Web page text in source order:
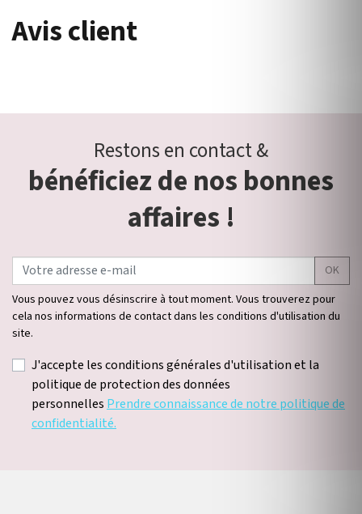
Avis client
Restons en contact &
bénéficiez de nos bonnes
affaires !
OK
Vous pouvez vous désinscrire à tout moment. Vous trouverez pour
cela nos informations de contact dans les conditions d'utilisation du
site.
J'accepte les conditions générales d'utilisation et la
politique de protection des données
personnelles Prendre connaissance de notre politique de
confidentialité.